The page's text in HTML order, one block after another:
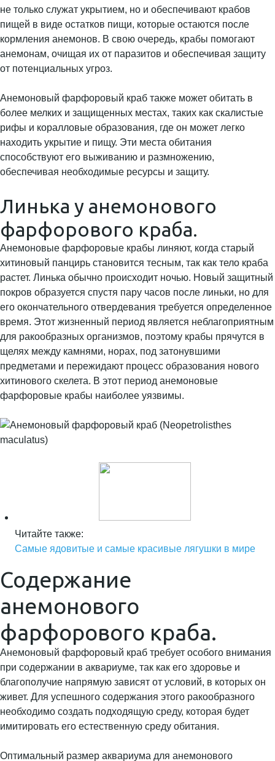
не только служат укрытием, но и обеспечивают крабов
пищей в виде остатков пищи, которые остаются после
кормления анемонов. В свою очередь, крабы помогают
анемонам, очищая их от паразитов и обеспечивая защиту
от потенциальных угроз.
Анемоновый фарфоровый краб также может обитать в
более мелких и защищенных местах, таких как скалистые
рифы и коралловые образования, где он может легко
находить укрытие и пищу. Эти места обитания
способствуют его выживанию и размножению,
обеспечивая необходимые ресурсы и защиту.
Линька у анемонового
фарфорового краба.
Анемоновые фарфоровые крабы линяют, когда старый
хитиновый панцирь становится тесным, так как тело краба
растет. Линька обычно происходит ночью. Новый защитный
покров образуется спустя пару часов после линьки, но для
его окончательного отвердевания требуется определенное
время. Этот жизненный период является неблагоприятным
для ракообразных организмов, поэтому крабы прячутся в
щелях между камнями, норах, под затонувшими
предметами и пережидают процесс образования нового
хитинового скелета. В этот период анемоновые
фарфоровые крабы наиболее уязвимы.
Читайте также:
Самые ядовитые и самые красивые лягушки в мире
Содержание
анемонового
фарфорового краба.
Анемоновый фарфоровый краб требует особого внимания
при содержании в аквариуме, так как его здоровье и
благополучие напрямую зависят от условий, в которых он
живет. Для успешного содержания этого ракообразного
необходимо создать подходящую среду, которая будет
имитировать его естественную среду обитания.
Оптимальный размер аквариума для анемонового